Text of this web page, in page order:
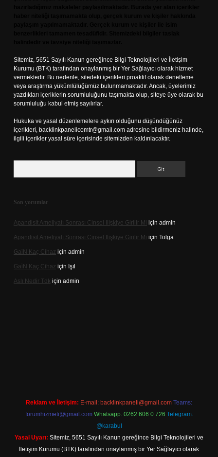
Sitemiz, 5651 Sayılı Kanun gereğince Bilgi Teknolojileri ve İletişim
Kurumu (BTK) tarafından onaylanmış bir Yer Sağlayıcı olarak hizmet
vermektedir. Bu nedenle, sitedeki içerikleri proaktif olarak denetleme
veya araştırma yükümlülüğümüz bulunmamaktadır. Ancak, üyelerimiz
yazdıkları içeriklerin sorumluluğunu taşımakta olup, siteye üye olarak bu
sorumluluğu kabul etmiş sayılırlar.
Hukuka ve yasal düzenlemelere aykırı olduğunu düşündüğünüz
içerikleri, backlinkpanelicomtr@gmail.com adresine bildirmeniz halinde,
ilgili içerikler yasal süre içerisinde sitemizden kaldırılacaktır.
Son yorumlar
Apandisit Ameliyatı Sonrası Cinsel Ilişkiye Girilir Mi için admin
Apandisit Ameliyatı Sonrası Cinsel Ilişkiye Girilir Mi için Tolga
Gai̇N Kaç Cihaz için admin
Gai̇N Kaç Cihaz için Işıl
Aslı Nedir Tdk için admin
Reklam ve İletişim: E-mail: backlinkpaneli@gmail.com Teams:
forumhizmeti@gmail.com Whatsapp: 0262 606 0 726 Telegram:
@karabul
Yasal Uyarı: Sitemiz, 5651 Sayılı Kanun gereğince Bilgi Teknolojileri ve
İletişim Kurumu (BTK) tarafından onaylanmış bir Yer Sağlayıcı olarak